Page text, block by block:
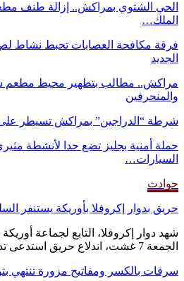
الحي الشتوي بمراكش.. إزالة طنف
الملك…
فرقة مكافحة العصابات تحبط نشاط
الجديد
مراكش.. مطالب بتطهير محيط مطعم
والمنحرفين
شرطة “الدراجين” بمراكش تسيطر
حملة أمنية بجليز تضع حدا لأنشطة
السيارات…
حوادث
حريق بدوار إكروفلا بأوريكة يستنفر
شهد دوار إكروفلا، التابع لجماعة
الجمعة 7 غشت، اندلاع حريق استدعى تدخلًا عاجلًا من…
سرقات بالكسر ومفاتيح مزورة تنتهي